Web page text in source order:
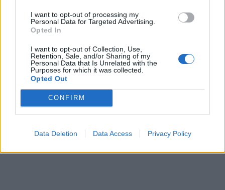
I want to opt-out of processing my
Personal Data for Targeted Advertising.
Opted In
I want to opt-out of Collection, Use,
Retention, Sale, and/or Sharing of my
Personal Data that Is Unrelated with the
Purposes for which it was collected.
Opted Out
CONFIRM
Data Deletion Data Access Privacy Policy